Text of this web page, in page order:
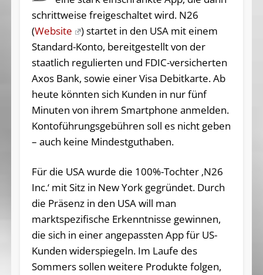
schrittweise freigeschaltet wird. N26
(Website
) startet in den USA mit einem
Standard-Konto, bereitgestellt von der
staatlich regulierten und FDIC-versicherten
Axos Bank, sowie einer Visa Debitkarte. Ab
heute könnten sich Kunden in nur fünf
Minuten von ihrem Smartphone anmelden.
Kontoführungsgebühren soll es nicht geben
– auch keine Mindestguthaben.
Für die USA wurde die 100%-Tochter ‚N26
Inc.‘ mit Sitz in New York gegründet. Durch
die Präsenz in den USA will man
marktspezifische Erkenntnisse gewinnen,
die sich in einer angepassten App für US-
Kunden widerspiegeln. Im Laufe des
Sommers sollen weitere Produkte folgen,